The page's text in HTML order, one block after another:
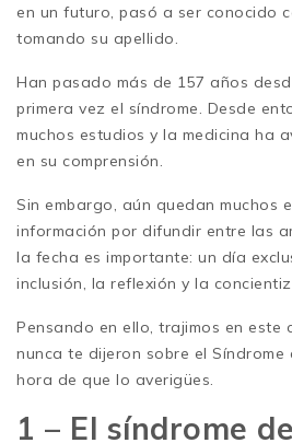
en un futuro, pasó a ser conocido
tomando su apellido.
Han pasado más de 157 años
primera vez el síndrome. Desde
muchos estudios y la medicina ha
en su comprensión.
Sin embargo, aún quedan muchos
información por difundir entre las
la fecha es importante: un día
inclusión, la reflexión y la
Pensando en ello, trajimos en este
nunca te dijeron sobre el
hora de que lo averigües.
1 – El síndrome